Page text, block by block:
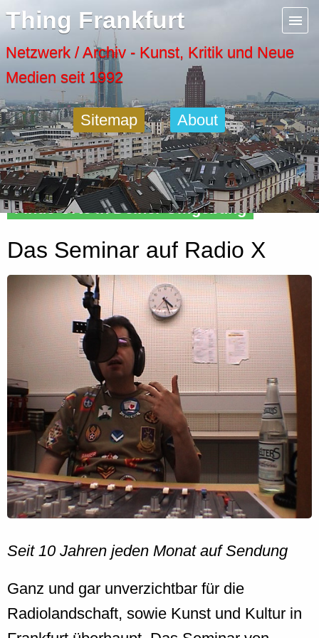
Thing Frankfurt
Netzwerk / Archiv - Kunst, Kritik und Neue
Medien seit 1992
Sitemap About
Finde Orte in Deiner Umgebung
Das Seminar auf Radio X
Seit 10 Jahren jeden Monat auf Sendung
Ganz und gar unverzichtbar für die
Radiolandschaft, sowie Kunst und Kultur in
Menu
Artspaces
Cool Places
Frankfurt Diary
Activity
Recent Posts
Home